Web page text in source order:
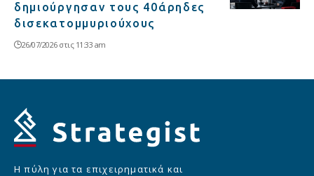
δημιούργησαν τους 40άρηδες
δισεκατομμυριούχους
26/07/2026 στις 11:33 am
Η πύλη για τα επιχειρηματικά και